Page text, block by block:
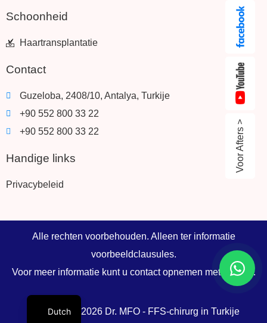
Schoonheid
Haartransplantatie
Contact
Guzeloba, 2408/10, Antalya, Turkije
+90 552 800 33 22
+90 552 800 33 22
Handige links
Privacybeleid
Alle rechten voorbehouden. Alleen ter informatie
voorbeeldclausules.
Voor meer informatie kunt u contact opnemen met uw arts.
Copyright © 2026 Dr. MFO - FFS-chirurg in Turkije
Voor Afters >
Dutch